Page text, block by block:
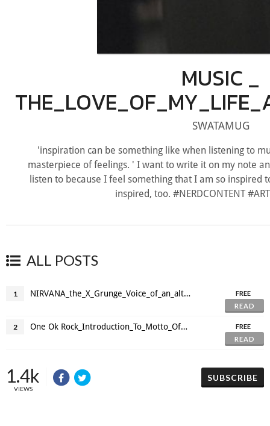
MUSIC _
SWATAMUG
'inspiration can be something like when listening to
masterpiece of feelings. ' I want to write it on my note
listen to because I feel something that I am so inspired
inspired, too. #NERDCONTENT
ALL POSTS
1 NIRVANA_the_X_Grunge_Voice_of_an_alternative_ trend.mp3
FREE
READ
2 One Ok Rock_Introduction_To_Motto_Of_Life.mp3
FREE
READ
1.4k
VIEWS
SUBSCRIBE